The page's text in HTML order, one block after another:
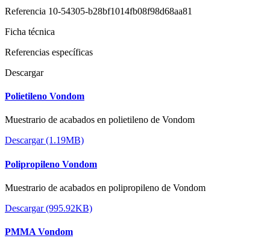
Referencia 10-54305-b28bf1014fb08f98d68aa81
Ficha técnica
Referencias específicas
Descargar
Polietileno Vondom
Muestrario de acabados en polietileno de Vondom
Descargar (1.19MB)
Polipropileno Vondom
Muestrario de acabados en polipropileno de Vondom
Descargar (995.92KB)
PMMA Vondom